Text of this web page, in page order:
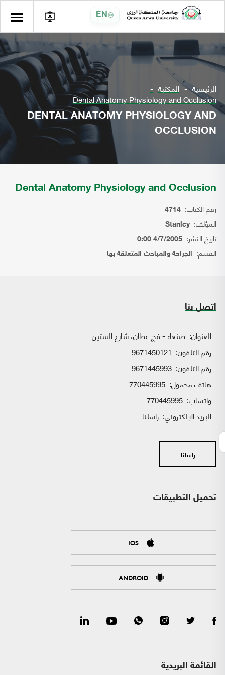
EN
الرئيسية المكتبة
Dental Anatomy Physiology and Occlusion
DENTAL ANATOMY PHYSIOLOGY AND
OCCLUSION
Dental Anatomy Physiology and Occlusion
رقم الكتاب: 4714
المؤلف:Stanley
تاريخ النشر: 4/7/2005 0:00
القسم: الجراحة والمباحث المتعلقة بها
اتصل بنا
العنوان: صنعاء - فج عطان، شارع الستين
رقم التلفون: 9671450121
رقم التلفون: 9671445993
هاتف محمول: 770445995
واتساب:
البريد الإلكتروني: راسلنا
راسلنا
تحميل التطبيقات
IOS
ANDROID
القائمة البريدية